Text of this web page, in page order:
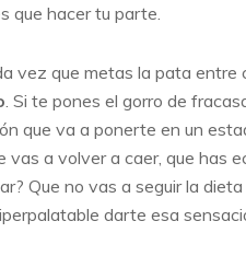
que hacer tu parte.
vez que metas la pata entre
. Si te pones el gorro de
que va a ponerte en un
vas a volver a caer, que has
Que no vas a seguir la
darte esa